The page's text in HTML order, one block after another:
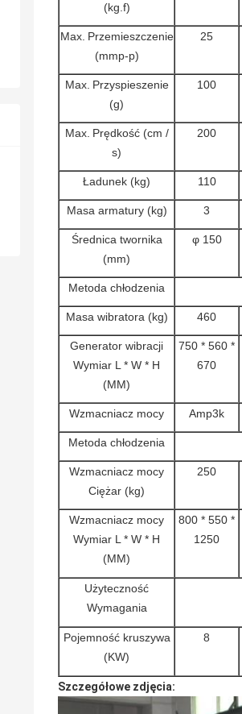
(kg.f)
Max. Przemieszczenie
(mmp-p)
25
Max. Przyspieszenie
(g)
100
Max. Prędkość (cm /
s)
200
Ładunek (kg) 110
Masa armatury (kg) 3
Średnica twornika
(mm)
φ 150
Metoda chłodzenia
Masa wibratora (kg) 460
Generator wibracji
Wymiar L * W * H
(MM)
750 * 560 *
670
Wzmacniacz mocy Amp3k
Metoda chłodzenia
Wzmacniacz mocy
Ciężar (kg)
250
Wzmacniacz mocy
Wymiar L * W * H
(MM)
800 * 550 *
1250
Użyteczność
Wymagania
Pojemność kruszywa
(KW)
8
Szczegółowe zdjęcia: